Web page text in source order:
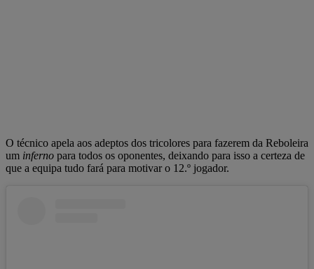
O técnico apela aos adeptos dos tricolores para fazerem da Reboleira
um inferno para todos os oponentes, deixando para isso a certeza de
que a equipa tudo fará para motivar o 12.º jogador.